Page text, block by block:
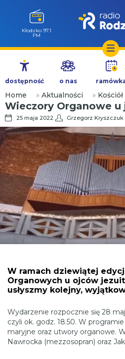
Przejdź
treści
Kłodzko 97.1
FM
dostępność o nas
Home » Aktualności » Kościół
Wieczory Organowe
25 maja 2022 Grzegorz Kryszczuk
W ramach dziewiątej
Organowych u ojców
usłyszmy kolejny,
Wydarzenie rozpocznie się 28
czyli ok. godz. 18.50. W
maryjne oraz utwory organowe.
Nawrocka (mezzosopran) oraz